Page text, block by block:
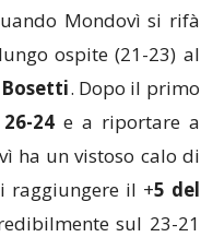
Mondovì si rifà
ospite (21-23) al
. Dopo il primo
24 e a riportare a
ha un vistoso calo di
raggiungere il +5 del
sul 23-21